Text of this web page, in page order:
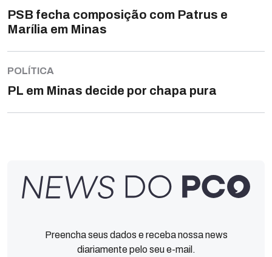
PSB fecha composição com Patrus e
Marília em Minas
POLÍTICA
PL em Minas decide por chapa pura
Preencha seus dados e receba nossa news
diariamente pelo seu e-mail.